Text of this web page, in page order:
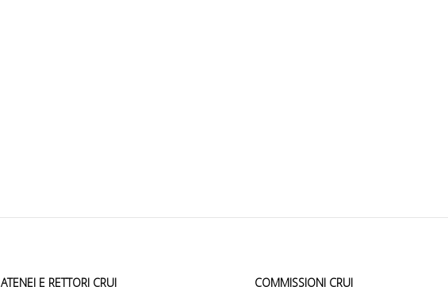
ATENEI E RETTORI CRUI COMMISSIONI CRUI